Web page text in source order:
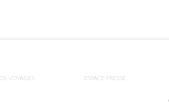
VOYAGES ESPACE PRESSE
Personnalisez vos préférences pour